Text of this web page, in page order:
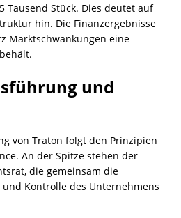
Tausend Stück. Dies deutet auf
hin. Die Finanzergebnisse
Marktschwankungen eine
und
von Traton folgt den Prinzipien
An der Spitze stehen der
die gemeinsam die
Kontrolle des Unternehmens